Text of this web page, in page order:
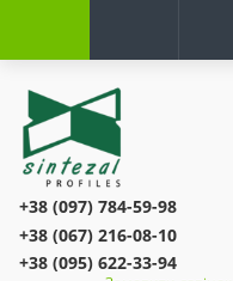
+38 (097) 784-59-98
+38 (067) 216-08-10
+38 (095) 622-33-94